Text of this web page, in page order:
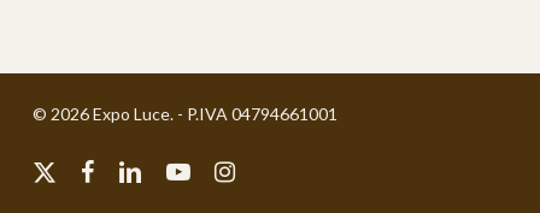
© 2026 Expo Luce. - P.IVA 04794661001
x-
facebooklinkedinyoutubeinstagram